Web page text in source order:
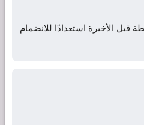
قبل الأخيرة استعدادًا للانضمام